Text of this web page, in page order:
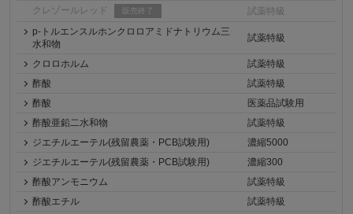
クレゾールレッド
販売終了
試薬特級
p-トルエンスルホンクロロアミドナトリウム三
水和物
試薬特級
クロロホルム
試薬特級
酢酸
試薬特級
酢酸
医薬品試験用
酢酸亜鉛二水和物
試薬特級
ジエチルエーテル(残留農薬・PCB試験用)
濃縮5000
ジエチルエーテル(残留農薬・PCB試験用)
濃縮300
酢酸アンモニウム
試薬特級
酢酸エチル
試薬特級